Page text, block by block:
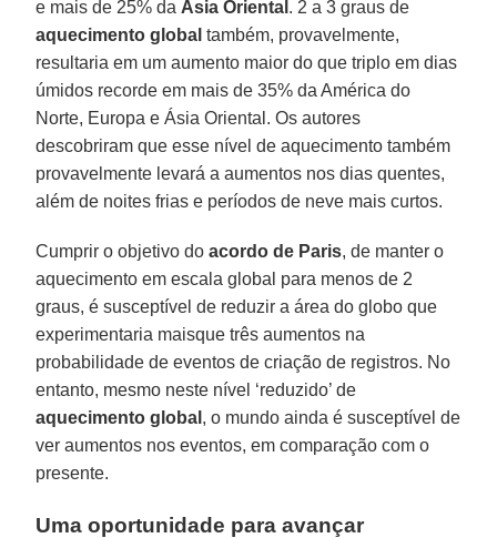
e mais de 25% da Ásia Oriental . 2 a 3 graus de
aquecimento global também, provavelmente,
resultaria em um aumento maior do que triplo em dias
úmidos recorde em mais de 35% da América do
Norte, Europa e Ásia Oriental. Os autores
descobriram que esse nível de aquecimento também
provavelmente levará a aumentos nos dias quentes,
além de noites frias e períodos de neve mais curtos.
Cumprir o objetivo doacordo de Paris, de manter o
aquecimento em escala global para menos de 2
graus, é susceptível de reduzir a área do globo que
experimentaria maisque três aumentos na
probabilidade de eventos de criação de registros. No
entanto, mesmo neste nível ‘reduzido’ de
aquecimento global , o mundo ainda é susceptível de
ver aumentos nos eventos, em comparação com o
presente.
Uma oportunidade para avançar